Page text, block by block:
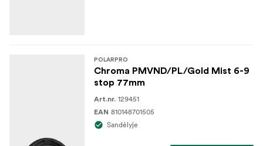
POLARPRO
Chroma PMVND/PL/Gold Mist 6-9
stop 77mm
Art.nr. 129451
EAN 810148701505
Sandėlyje